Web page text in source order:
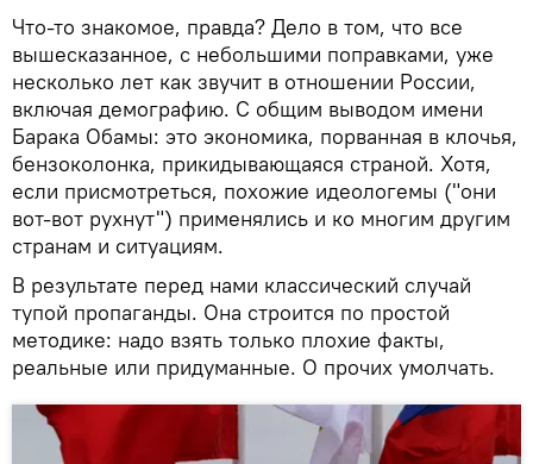
Что-то знакомое, правда? Дело в том, что все
вышесказанное, с небольшими поправками, уже
несколько лет как звучит в отношении России,
включая демографию. С общим выводом имени
Барака Обамы: это экономика, порванная в клочья,
бензоколонка, прикидывающаяся страной. Хотя,
если присмотреться, похожие идеологемы ("они
вот-вот рухнут") применялись и ко многим другим
странам и ситуациям.
В результате перед нами классический случай
тупой пропаганды. Она строится по простой
методике: надо взять только плохие факты,
реальные или придуманные. О прочих умолчать.